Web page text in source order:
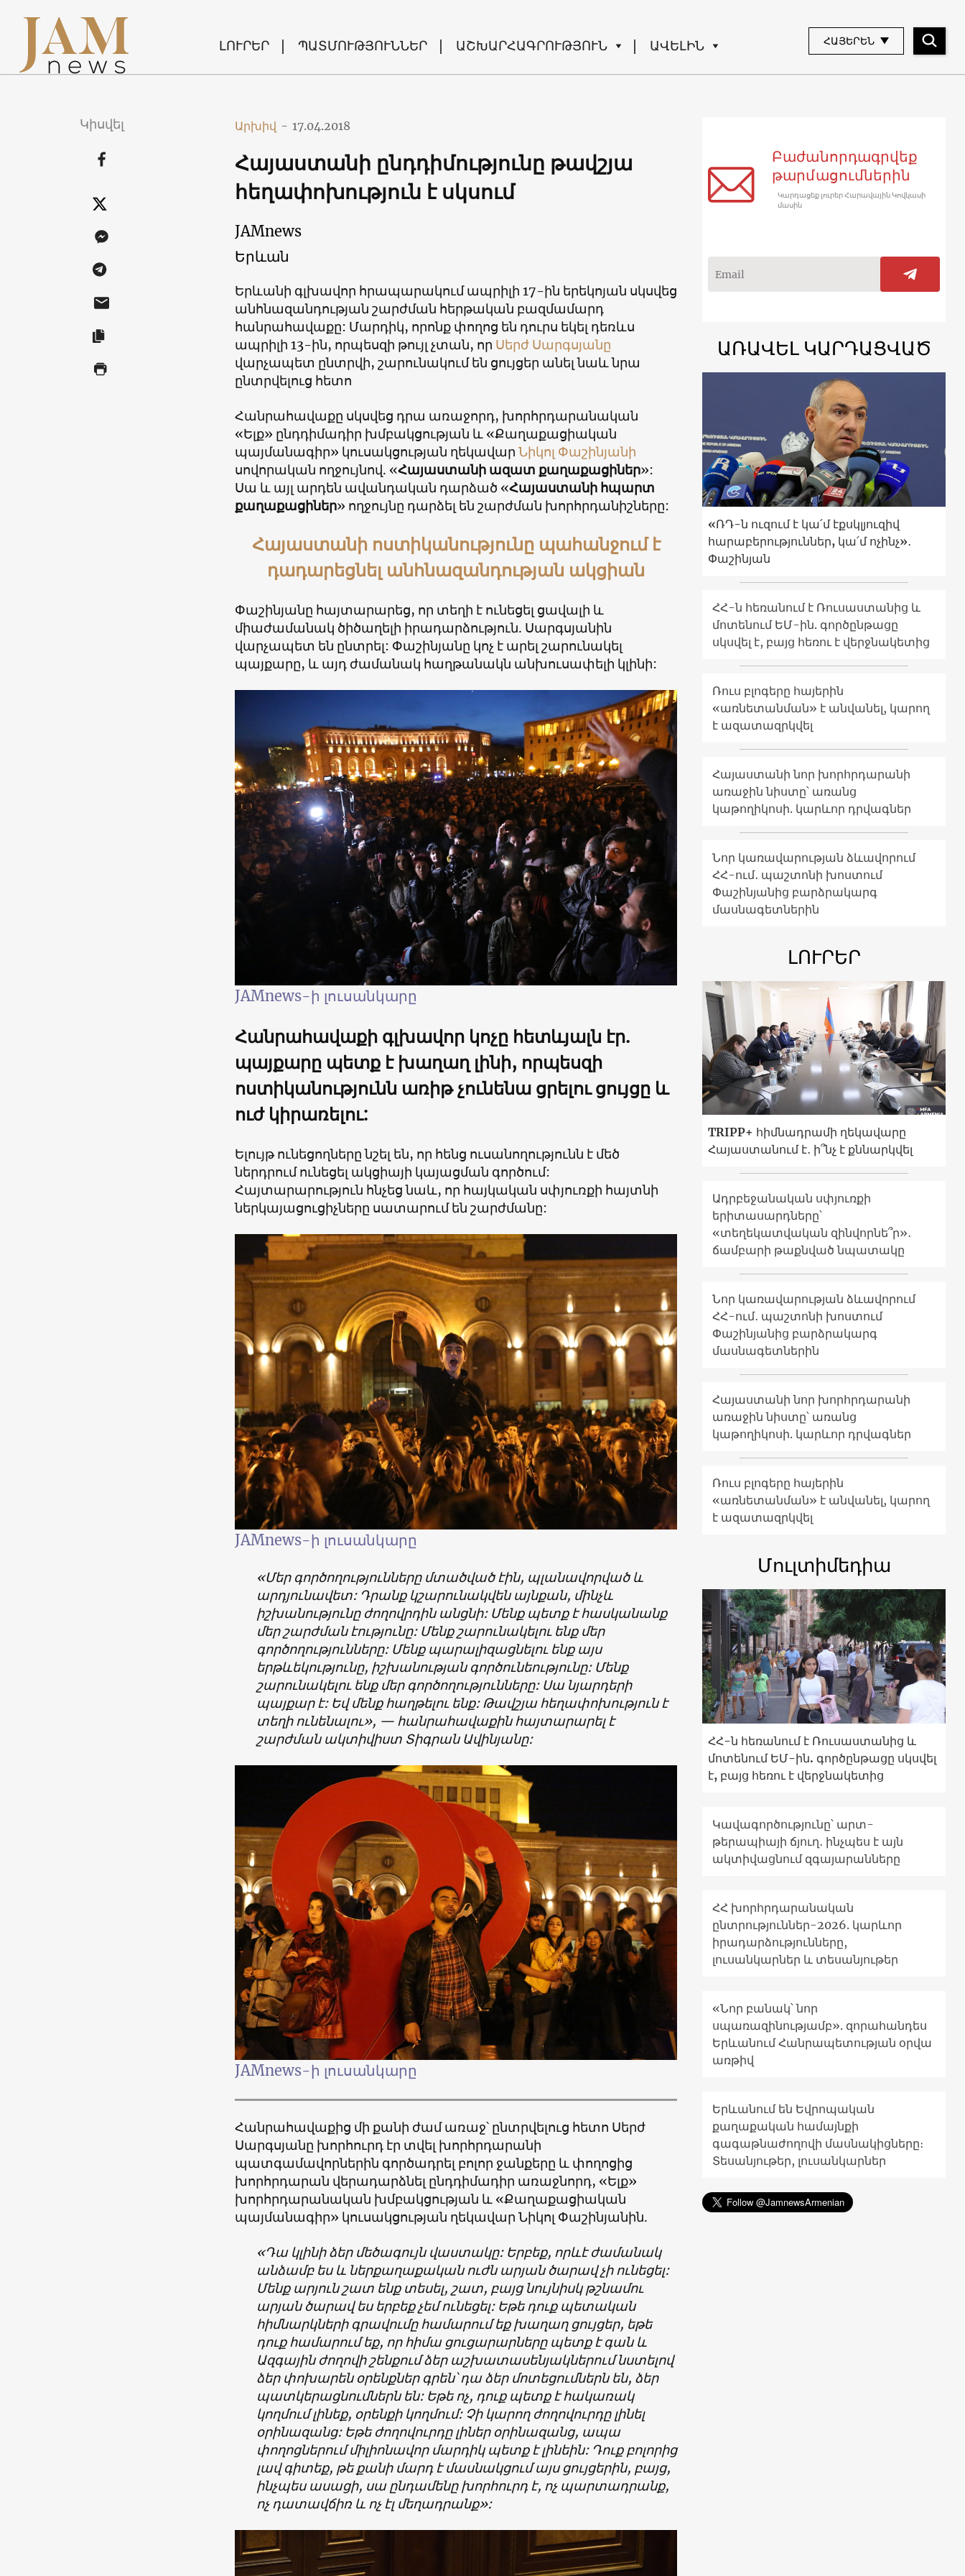
ԼՈՒՐԵՐ ՊԱՏՄՈՒԹՅՈՒՆՆԵՐ ԱՇԽԱՐՀԱԳՐՈՒԹՅՈՒՆ ԱՎԵԼԻՆ ՀԱՅԵՐԵՆ
Կիսվել Արխիվ - 17.04.2018
Հայաստանի ընդդիմությունը թավշյա
հեղափոխություն է սկսում
JAMnews
Երևան
Երևանի գլխավոր հրապարակում ապրիլի 17-ին երեկոյան սկսվեց
անհնազանդության շարժման հերթական բազմամարդ
հանրահավաքը: Մարդիկ, որոնք փողոց են դուրս եկել դեռևս
ապրիլի 13-ին, որպեսզի թույլ չտան, որ Սերժ Սարգսյանը
վարչապետ ընտրվի, շարունակում են ցույցեր անել նաև նրա
ընտրվելուց հետո
Հանրահավաքը սկսվեց դրա առաջորդ, խորհրդարանական
«Ելք» ընդդիմադիր խմբակցության և «Քաղաքացիական
պայմանագիր» կուսակցության ղեկավար Նիկոլ Փաշինյանի
սովորական ողջույնով. «Հայաստանի ազատ քաղաքացիներ»:
Սա և այլ արդեն ավանդական դարձած «Հայաստանի հպարտ
քաղաքացիներ» ողջույնը դարձել են շարժման խորհրդանիշները:
Հայաստանի ոստիկանությունը պահանջում է
դադարեցնել անհնազանդության ակցիան
Փաշինյանը հայտարարեց, որ տեղի է ունեցել ցավալի և
միաժամանակ ծիծաղելի իրադարձություն. Սարգսյանին
վարչապետ են ընտրել: Փաշինյանը կոչ է արել շարունակել
պայքարը, և այդ ժամանակ հաղթանակն անխուսափելի կլինի:
JAMnews-ի լուսանկարը
Հանրահավաքի գլխավոր կոչը հետևյալն էր.
պայքարը պետք է խաղաղ լինի, որպեսզի
ոստիկանությունն առիթ չունենա ցրելու ցույցը և
ուժ կիրառելու:
Ելույթ ունեցողները նշել են, որ հենց ուսանողությունն է մեծ
ներդրում ունեցել ակցիայի կայացման գործում:
Հայտարարություն հնչեց նաև, որ հայկական սփյուռքի հայտնի
ներկայացուցիչները սատարում են շարժմանը:
JAMnews-ի լուսանկարը
«Մեր գործողությունները մտածված էին, պլանավորված և
արդյունավետ: Դրանք կշարունակվեն այնքան, մինչև
իշխանությունը ժողովրդին անցնի: Մենք պետք է հասկանանք
մեր շարժման էությունը: Մենք շարունակելու ենք մեր
գործողությունները: Մենք պարալիզացնելու ենք այս
երթևեկությունը, իշխանության գործունեությունը: Մենք
շարունակելու ենք մեր գործողությունները: Սա նյարդերի
պայքար է: Եվ մենք հաղթելու ենք: Թավշյա հեղափոխություն է
տեղի ունենալու», — հանրահավաքին հայտարարել է
շարժման ակտիվիստ Տիգրան Ավինյանը:
JAMnews-ի լուսանկարը
Հանրահավաքից մի քանի ժամ առաջ՝ ընտրվելուց հետո Սերժ
Սարգսյանը խորհուրդ էր տվել խորհրդարանի
պատգամավորներին գործադրել բոլոր ջանքերը և փողոցից
խորհրդարան վերադարձնել ընդդիմադիր առաջնորդ, «Ելք»
խորհրդարանական խմբակցության և «Քաղաքացիական
պայմանագիր» կուսակցության ղեկավար Նիկոլ Փաշինյանին.
«Դա կլինի ձեր մեծագույն վաստակը: Երբեք, որևէ ժամանակ
անձամբ ես և ներքաղաքական ուժն արյան ծարավ չի ունեցել:
Մենք արյուն շատ ենք տեսել, շատ, բայց նույնիսկ թշնամու
արյան ծարավ ես երբեք չեմ ունեցել: Եթե դուք պետական
հիմնարկների գրավումը համարում եք խաղաղ ցույցեր, եթե
դուք համարում եք, որ հիմա ցուցարարները պետք է գան և
Ազգային ժողովի շենքում ձեր աշխատասենյակներում նստելով
ձեր փոխարեն օրենքներ գրեն՝ դա ձեր մոտեցումներն են, ձեր
պատկերացնումներն են: Եթե ոչ, դուք պետք է հակառակ
կողմում լինեք, օրենքի կողմում: Չի կարող ժողովուրդը լինել
օրինազանց: Եթե ժողովուրդը լիներ օրինազանց, ապա
փողոցներում միլիոնավոր մարդիկ պետք է լինեին: Դուք բոլորից
լավ գիտեք, թե քանի մարդ է մասնակցում այս ցույցերին, բայց,
ինչպես ասացի, սա ընդամենը խորհուրդ է, ոչ պարտադրանք,
ոչ դատավճիռ և ոչ էլ մեղադրանք»:
Բաժանորդագրվեք
թարմացումներին
Կարդացեք լուրեր Հարավային Կովկասի
մասին
ԱՌԱՎԵԼ ԿԱՐԴԱՑՎԱԾ
«ՌԴ-ն ուզում է կա՛մ էքսկլյուզիվ
հարաբերություններ, կա՛մ ոչինչ»․
Փաշինյան
ՀՀ-ն հեռանում է Ռուսաստանից և
մոտենում ԵՄ-ին. գործընթացը
սկսվել է, բայց հեռու է վերջնակետից
Ռուս բլոգերը հայերին
«առնետանման» է անվանել, կարող
է ազատազրկվել
Հայաստանի նոր խորհրդարանի
առաջին նիստը՝ առանց
կաթողիկոսի. կարևոր դրվագներ
Նոր կառավարության ձևավորում
ՀՀ-ում․ պաշտոնի խոստում
Փաշինյանից բարձրակարգ
մասնագետներին
ԼՈՒՐԵՐ
TRIPP+ հիմնադրամի ղեկավարը
Հայաստանում է․ ի՞նչ է քննարկվել
Ադրբեջանական սփյուռքի
երիտասարդները՝
«տեղեկատվական զինվորնե՞ր»․
ճամբարի թաքնված նպատակը
Նոր կառավարության ձևավորում
ՀՀ-ում․ պաշտոնի խոստում
Փաշինյանից բարձրակարգ
մասնագետներին
Հայաստանի նոր խորհրդարանի
առաջին նիստը՝ առանց
կաթողիկոսի. կարևոր դրվագներ
Ռուս բլոգերը հայերին
«առնետանման» է անվանել, կարող
է ազատազրկվել
Մուլտիմեդիա
ՀՀ-ն հեռանում է Ռուսաստանից և
մոտենում ԵՄ-ին. գործընթացը սկսվել
է, բայց հեռու է վերջնակետից
Կավագործությունը՝ արտ-
թերապիայի ճյուղ․ ինչպես է այն
ակտիվացնում զգայարանները
ՀՀ խորհրդարանական
ընտրություններ-2026. կարևոր
իրադարձությունները,
լուսանկարներ և տեսանյութեր
«Նոր բանակ՝ նոր
սպառազինությամբ». զորահանդես
Երևանում Հանրապետության օրվա
առթիվ
Երևանում են Եվրոպական
քաղաքական համայնքի
գագաթնաժողովի մասնակիցները։
Տեսանյութեր, լուսանկարներ